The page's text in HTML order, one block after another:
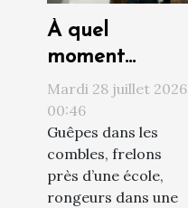
À quel
moment
contacter un
professionnel
face à une
invasion de
nuisibles ?
Mardi 28 juillet 2026
00:46
Guêpes dans les
combles, frelons
près d’une école,
rongeurs dans une